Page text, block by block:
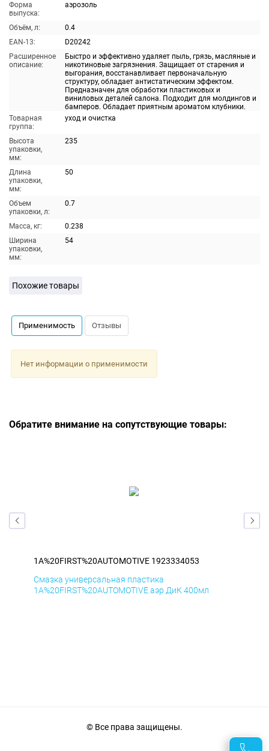
Форма
выпуска:
аэрозоль
Объём, л:
0.4
EAN-13:
D20242
Расширенное
описание:
Быстро и эффективно удаляет пыль, грязь, масляные и
никотиновые загрязнения. Защищает от старения и
выгорания, восстанавливает первоначальную
структуру, обладает антистатическим эффектом.
Предназначен для обработки пластиковых и
виниловых деталей салона. Подходит для молдингов и
бамперов. Обладает приятным ароматом клубники.
Товарная
группа:
уход и очистка
Высота
упаковки,
мм:
235
Длина
упаковки,
мм:
50
Объем
упаковки, л:
0.7
Масса, кг:
0.238
Ширина
упаковки,
мм:
54
Похожие товары
Применимость Отзывы
Нет информации о применимости
Обратите внимание на сопутствующие товары:
1A%20FIRST%20AUTOMOTIVE 1923334053
Смазка универсальная пластика
1A%20FIRST%20AUTOMOTIVE аэр ДиК 400мл
© Все права защищены.